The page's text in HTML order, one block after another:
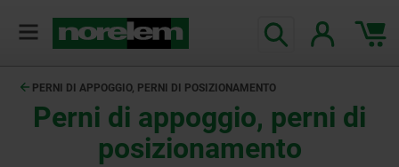
PERNI DI APPOGGIO, PERNI DI POSIZIONAMENTO
Perni di appoggio, perni di
posizionamento